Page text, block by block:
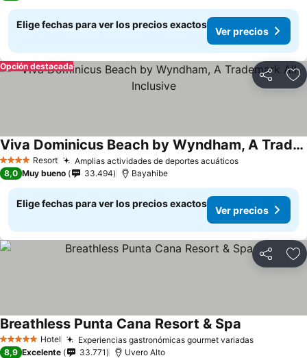
Elige fechas para ver los precios exactos
Ver precios
Compartir
Opción destacada
4 EstrellasResort Amplias actividades de deportes acuáticos
Viva Dominicus Beach by Wyndham, A Trademark All Inclusive
8,0 Muy bueno 33.494 Bayahibe
Elige fechas para ver los precios exactos
Ver precios
Compartir
5 Estrellas Hotel Experiencias gastronómicas gourmet variadas
Breathless Punta Cana Resort & Spa
8,9 Excelente 33.771 Uvero Alto